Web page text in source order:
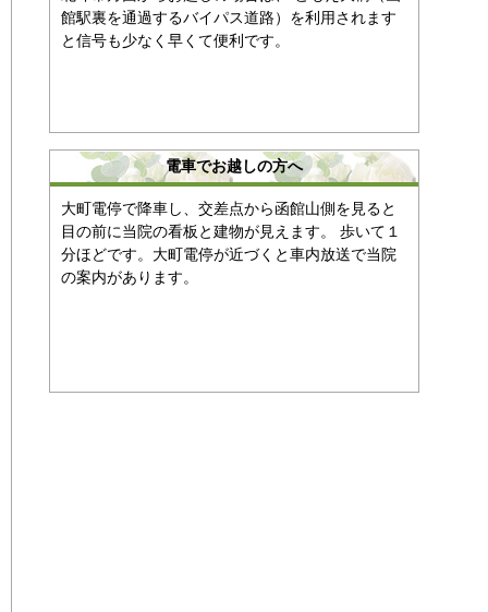
館駅裏を通過するバイパス道路）を利用されます
と信号も少なく早くて便利です。
電車でお越しの方へ
大町電停で降車し、交差点から函館山側を見ると
目の前に当院の看板と建物が見えます。 歩いて１
分ほどです。大町電停が近づくと車内放送で当院
の案内があります。